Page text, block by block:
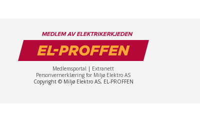
Medlemsportal | Extranett
Personvernerklæring for Miljø Elektro AS
Copyright © Miljø Elektro AS, EL-PROFFEN